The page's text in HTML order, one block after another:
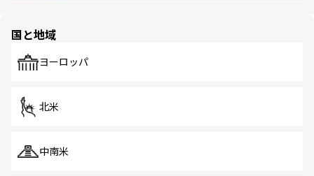
で、ホーカーズは地元の風情を楽しめる外せないスポット
国と地域
ヨーロッパ
北米
中南米